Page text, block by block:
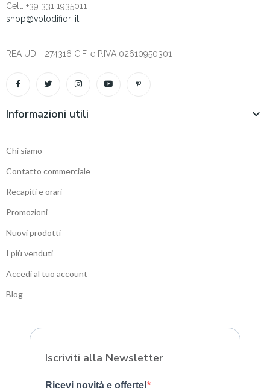
Cell. +‎39 331 1935011
shop@volodifiori.it
REA UD - 274316 C.F. e P.IVA 02610950301
Informazioni utili 
Chi siamo
Contatto commerciale
Recapiti e orari
Promozioni
Nuovi prodotti
I più venduti
Accedi al tuo account
Blog
Iscriviti alla Newsletter
Ricevi novità e offerte!